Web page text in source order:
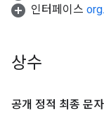
인터페이스
상수
공개 정적 최종 문